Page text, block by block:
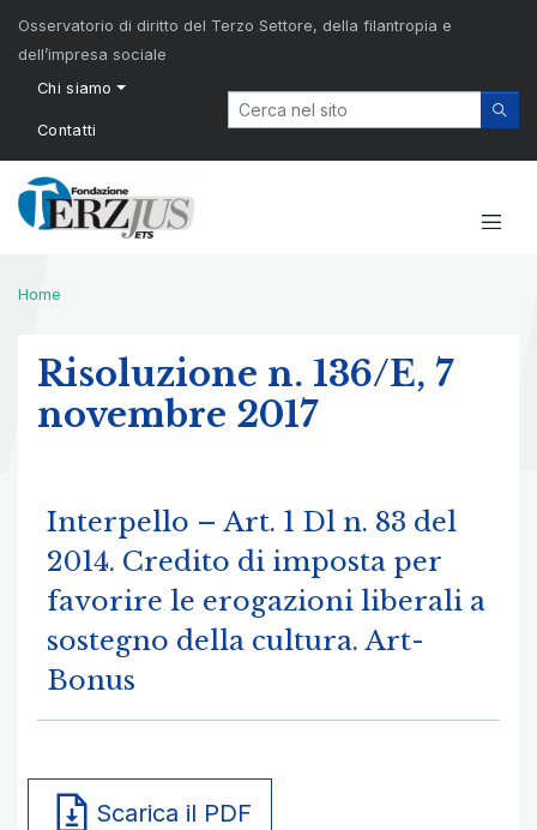
Osservatorio di diritto del Terzo Settore, della filantropia e
dell’impresa sociale
Chi siamo
Contatti
Home
Risoluzione n. 136/E, 7
novembre 2017
Interpello – Art. 1 Dl n. 83 del
2014. Credito di imposta per
favorire le erogazioni liberali a
sostegno della cultura. Art-
Bonus
Scarica il PDF